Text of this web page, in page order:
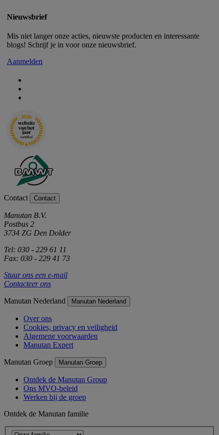
Nieuwsbrief
Mis niet langer onze acties, nieuwste producten en interessante
blogs! Schrijf je in voor onze nieuwsbrief.
Aanmelden
Contact Contact
Manutan B.V.
Postbus 2
3734 ZG Den Dolder
Tel: 030 - 229 61 11
Fax: 030 - 229 41 73
Stuur ons een e-mail
Contacteer ons
Manutan Nederland Manutan Nederland
Over ons
Cookies, privacy en veiligheid
Algemene voorwaarden
Manutan Expert
Manutan Groep Manutan Groep
Ontdek de Manutan Group
Ons MVO-beleid
Werken bij de groep
Ontdek de Manutan familie